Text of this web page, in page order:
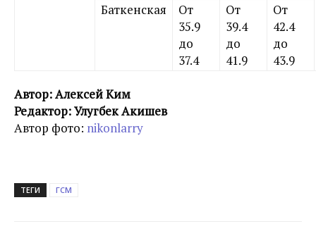
Баткенская
От
35.9
до
37.4
От
39.4
до
41.9
От
42.4
до
43.9
Автор: Алексей Ким
Редактор: Улугбек Акишев
Автор фото: nikonlarry
ТЕГИ ГСМ